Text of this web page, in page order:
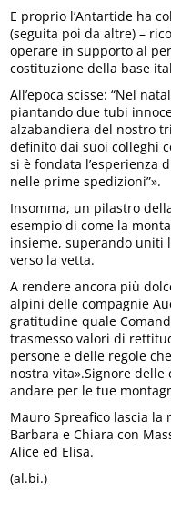
E proprio l’Antartide ha
(seguita poi da altre) –
operare in supporto al
costituzione della base
All’epoca scisse: “Nel
piantando due tubi
alzabandiera del nostro
definito dai suoi colleghi
si è fondata l’esperienza
nelle prime spedizioni”».
Insomma, un pilastro
esempio di come la
insieme, superando uniti
verso la vetta.
A rendere ancora più
alpini delle compagnie
gratitudine quale
trasmesso valori di
persone e delle regole
nostra vita».Signore
andare per le tue
Mauro Spreafico lascia
Barbara e Chiara con
Alice ed Elisa.
(al.bi.)